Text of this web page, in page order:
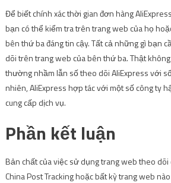
Để biết chính xác thời gian đơn hàng
bạn có thể kiểm tra trên trang web của họ
bên thứ ba đáng tin cậy. Tất cả những gì bạn
dõi trên trang web của bên thứ ba. Thật
thường nhầm lẫn số theo dõi AliExpress với
nhiên, AliExpress hợp tác với một số công ty
cung cấp dịch vụ.
Phần kết luận
Bản chất của việc sử dụng trang web theo
China Post Tracking hoặc bất kỳ trang web